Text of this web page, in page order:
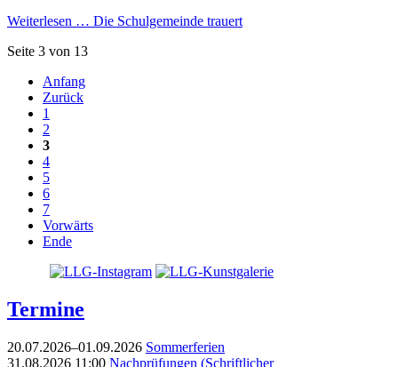
Weiterlesen … Die Schulgemeinde trauert
Seite 3 von 13
Anfang
Zurück
1
2
3
4
5
6
7
Vorwärts
Ende
Termine
20.07.2026–01.09.2026 Sommerferien
31.08.2026 11:00 Nachprüfungen (Schriftlicher